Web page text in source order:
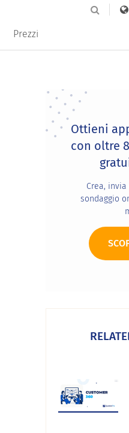
Prezzi
Primary
Sidebar
Ottieni
con oltre
Crea,
sondaggio